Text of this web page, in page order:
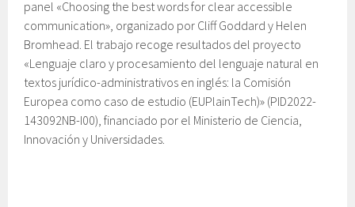
panel «Choosing the best words for clear accessible
communication», organizado por Cliff Goddard y Helen
Bromhead. El trabajo recoge resultados del proyecto
«Lenguaje claro y procesamiento del lenguaje natural en
textos jurídico-administrativos en inglés: la Comisión
Europea como caso de estudio (EUPlainTech)» (PID2022-
143092NB-I00), financiado por el Ministerio de Ciencia,
Innovación y Universidades.